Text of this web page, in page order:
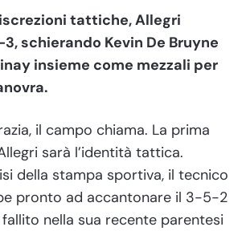
tattiche, Allegri
schierando Kevin De Bruyne
insieme come mezzali per
il campo chiama. La prima
sarà l’identità tattica.
della stampa sportiva, il tecnico
pronto ad accantonare il 3-5-2
nella sua recente parentesi